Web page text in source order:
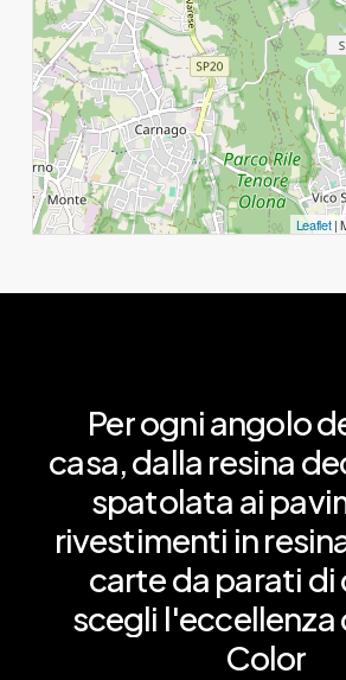
Leaflet|
Perogniangolo
casa,dalla resina
spatolata ai
rivestimenti in
carteda parati di
scegli l'eccellenza
Color